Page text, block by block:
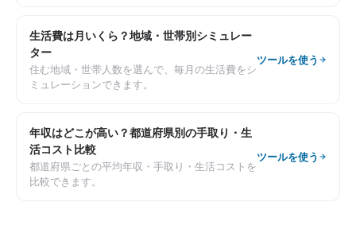
生活費は月いくら？地域・世帯別シミュレー
ター
住む地域・世帯人数を選んで、毎月の生活費をシ
ミュレーションできます。
ツールを使う
年収はどこが高い？都道府県別の手取り・生
活コスト比較
都道府県ごとの平均年収・手取り・生活コストを
比較できます。
ツールを使う